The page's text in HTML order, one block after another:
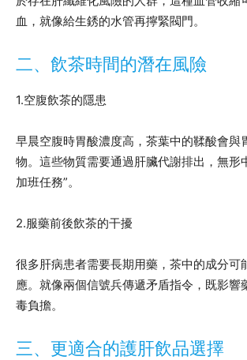
血，就像給生銹的水管再擰緊閥門。
二、飲茶時間的潛在風險
1.空腹飲茶的隱患
早晨空腹時胃酸濃度高，茶葉中的鞣酸會與
物。這些物質需要通過肝臟代謝排出，無形
加班任務”。
2.服藥前後飲茶的干擾
很多肝病患者需要長期用藥，茶中的成分可
應。就像兩個信號兵傳遞矛盾指令，既影響
毒負擔。
三、更適合的護肝飲品選擇